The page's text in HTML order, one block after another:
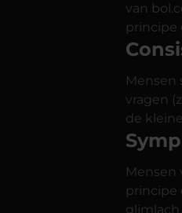
van
principe
Mensen
vragen
de
Mensen
principe